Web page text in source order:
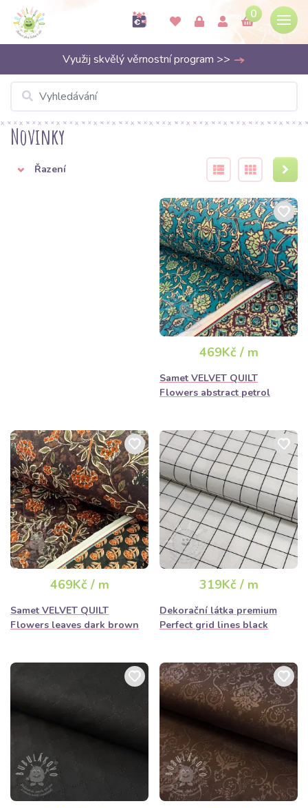
0
Využij skvělý věrnostní program >>
Novinky
Řazení
469Kč / m
Samet VELVET QUILT
Flowers abstract petrol
469Kč / m
Samet VELVET QUILT
Flowers leaves dark brown
319Kč / m
Dekorační látka premium
Perfect grid lines black